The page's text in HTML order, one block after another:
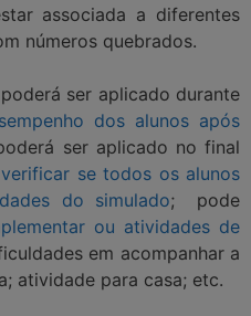
associada a diferentes
números quebrados.
poderá ser aplicado durante
dos alunos após
ser aplicado no final
se todos os alunos
do simulado; pode
ou atividades de
em acompanhar a
atividade para casa; etc.